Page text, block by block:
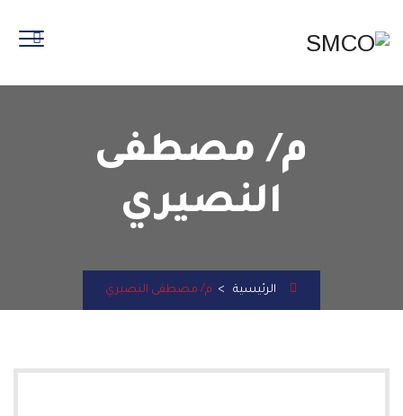
م/ مصطفى
النصيري
الرئيسية > م/ مصطفى النصيري